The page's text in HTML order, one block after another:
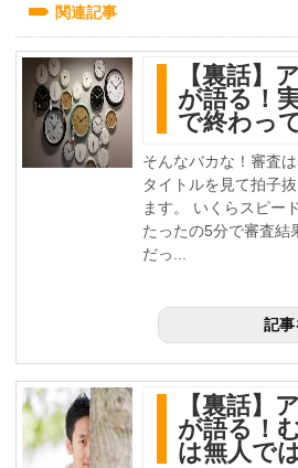
関連記事
【裏話】
が語る！
で終わっ
そんなバカな！審査
タイトルを見て拍子
ます。 いくらスピー
たったの5分で審査結
だっ...
記事
【裏話】
が語る！
は無人で